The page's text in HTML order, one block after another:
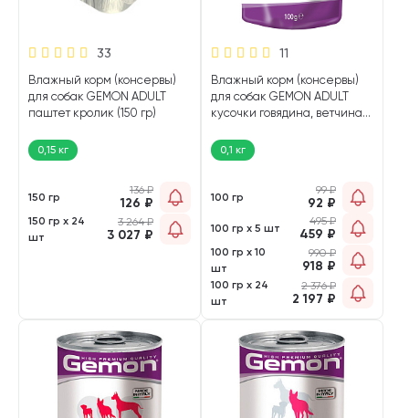
33
Влажный корм (консервы)
для собак GEMON ADULT
паштет кролик (150 гр)
0,15 кг
150 гр
136₽
126 ₽
150 гр х 24
шт
3 264₽
3 027 ₽
11
Влажный корм (консервы)
для собак GEMON ADULT
кусочки говядина, ветчина
0,1 кг
100 гр
99₽
92 ₽
100 гр х 5 шт
495₽
459 ₽
100 гр х 10
шт
990₽
918 ₽
100 гр х 24
шт
2 376₽
2 197 ₽